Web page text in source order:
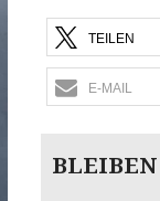
TEILEN
E-MAIL